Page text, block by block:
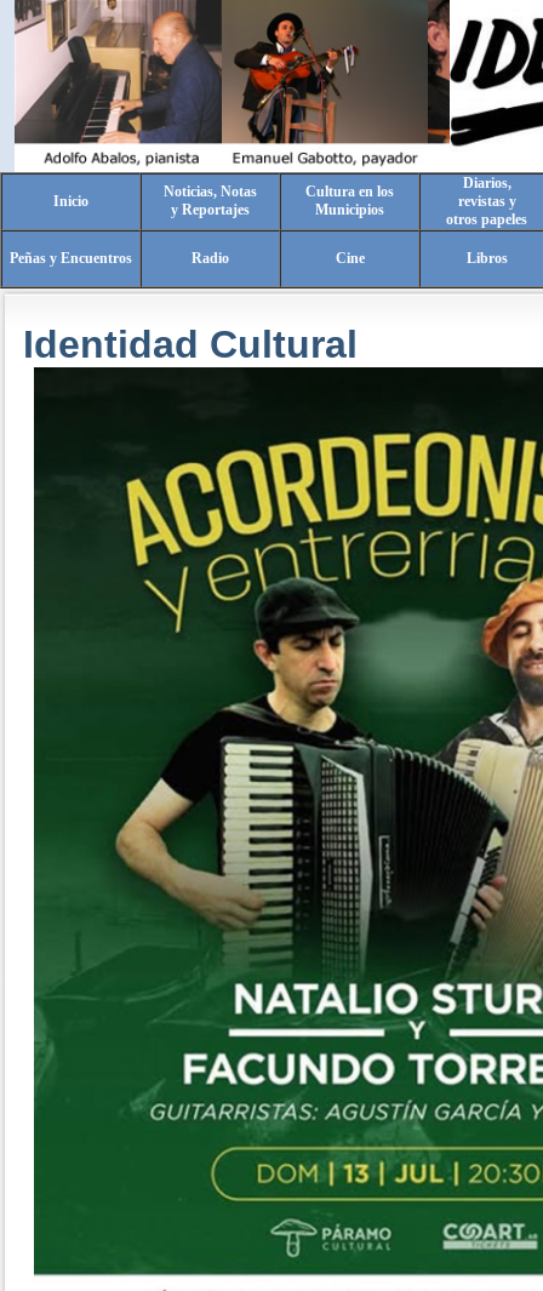
Inicio
Noticias, Notas
y Reportajes
Cultura en los
Municipios
Diarios,
revistas y
otros papeles
Peñas y Encuentros Radio Cine Libros
Identidad Cultural